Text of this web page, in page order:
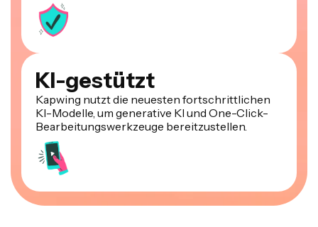
KI-gestützt
Kapwing nutzt die neuesten fortschrittlichen
KI-Modelle, um generative KI und One-Click-
Bearbeitungswerkzeuge bereitzustellen.